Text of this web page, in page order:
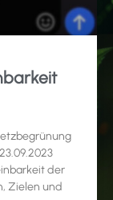
der
Zielen und